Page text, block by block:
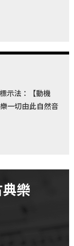
示法：【動機
一切由此自然音
樂